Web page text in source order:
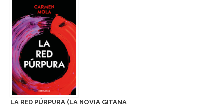
LA RED PÚRPURA (LA NOVIA GITANA